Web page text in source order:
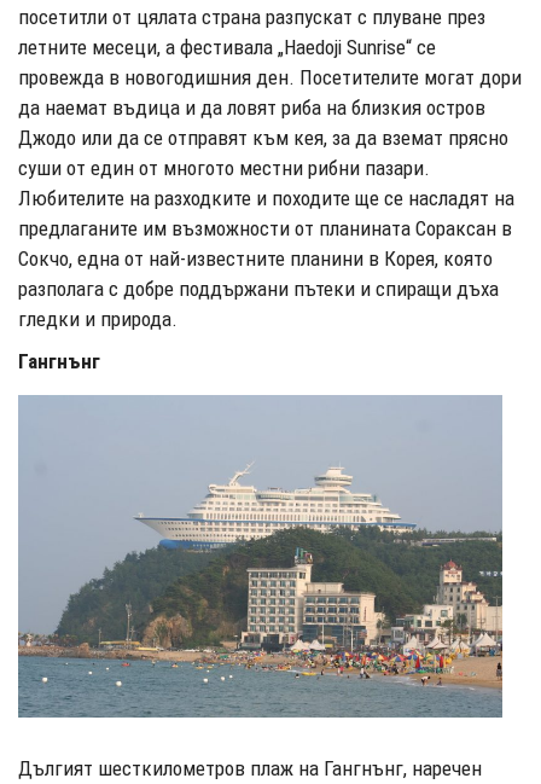
посетитли от цялата страна разпускат с плуване през
летните месеци, а фестивала „Haedoji Sunrise“ се
провежда в новогодишния ден. Посетителите могат дори
да наемат въдица и да ловят риба на близкия остров
Джодо или да се отправят към кея, за да вземат прясно
суши от един от многото местни рибни пазари.
Любителите на разходките и походите ще се насладят на
предлаганите им възможности от планината Сораксан в
Сокчо, една от най-известните планини в Корея, която
разполага с добре поддържани пътеки и спиращи дъха
гледки и природа.
Гангнънг
Дългият шесткилометров плаж на Гангнънг, наречен